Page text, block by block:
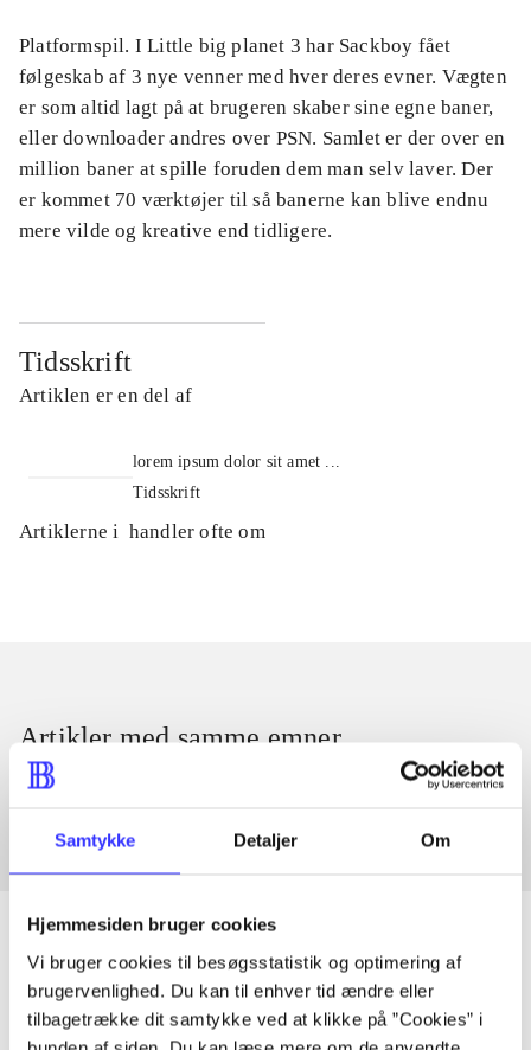
Samtykke Detaljer Om
Hjemmesiden bruger cookies
Vi bruger cookies til besøgsstatistik og optimering af
brugervenlighed. Du kan til enhver tid ændre eller
tilbagetrække dit samtykke ved at klikke på ”Cookies” i
Platformspil. I Little big planet 3 har Sackboy fået
følgeskab af 3 nye venner med hver deres evner. Vægten
er som altid lagt på at brugeren skaber sine egne baner,
eller downloader andres over PSN. Samlet er der over en
million baner at spille foruden dem man selv laver. Der
er kommet 70 værktøjer til så banerne kan blive endnu
mere vilde og kreative end tidligere.
Tidsskrift
Artiklen er en del af
lorem ipsum dolor sit amet ...
Tidsskrift
Artiklerne i handler ofte om
Artikler med samme emner
Fra
Artikler
Alle registrerede artikler fordelt på udgivelser